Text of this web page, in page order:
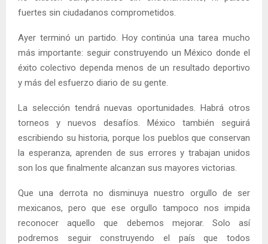
fuertes sin ciudadanos comprometidos.
Ayer terminó un partido. Hoy continúa una tarea mucho
más importante: seguir construyendo un México donde el
éxito colectivo dependa menos de un resultado deportivo
y más del esfuerzo diario de su gente.
La selección tendrá nuevas oportunidades. Habrá otros
torneos y nuevos desafíos. México también seguirá
escribiendo su historia, porque los pueblos que conservan
la esperanza, aprenden de sus errores y trabajan unidos
son los que finalmente alcanzan sus mayores victorias.
Que una derrota no disminuya nuestro orgullo de ser
mexicanos, pero que ese orgullo tampoco nos impida
reconocer aquello que debemos mejorar. Solo así
podremos seguir construyendo el país que todos